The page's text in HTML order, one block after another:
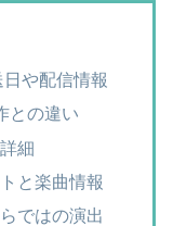
日や配信情報
との違い
細
と楽曲情報
ではの演出